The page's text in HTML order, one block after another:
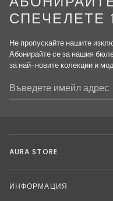
СПЕЧЕЛЕТЕ
Не пропускайте нашите
Абонирайте се за нашия
за най-новите колекции и
AURA STORE
ИНФОРМАЦИЯ